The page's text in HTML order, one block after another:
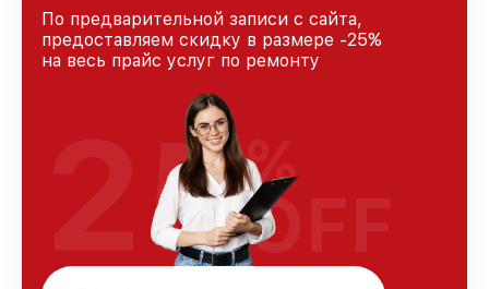
По предварительной записи с сайта,
предоставляем скидку в размере -25%
на весь прайс услуг по ремонту
25%
OFF